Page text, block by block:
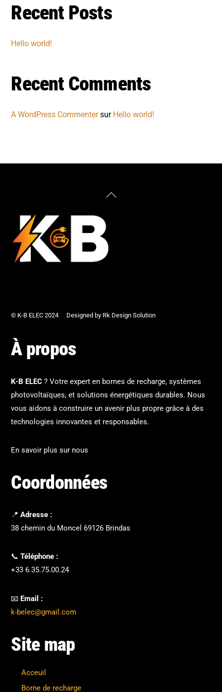
Recent Posts
Hello world!
Recent Comments
A WordPress Commentersur Hello world!
Back
© K-B ELEC 2024 Designed by Rk Design Solution
À propos
K-B ELEC? Votre expert en bornes de recharge, systèmes
photovoltaïques, et solutions énergétiques durables. Nous
vous aidons à construire un avenir plus propre grâce à des
technologies innovantes et responsables.
En savoir plus sur nous
Coordonnées
📍Adresse :
38 chemin du Moncel 69126 Brindas
📞Téléphone :
+33 6.35.75.00.24
📧 Email :
k-belec@gmail.com
Site map
Acceuil
Borne de recharge